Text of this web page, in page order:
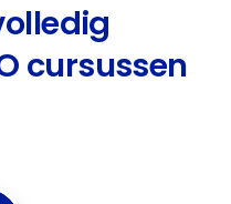
cursussen